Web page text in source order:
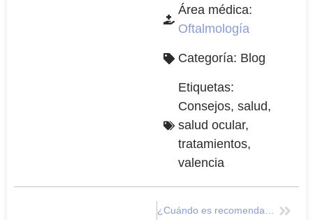
Área médica:
Oftalmología
Categoría: Blog
Etiquetas:
Consejos, salud,
salud ocular,
tratamientos,
valencia
¿Cuándo es recomendable la primera visita al oftalmólogo para niños?